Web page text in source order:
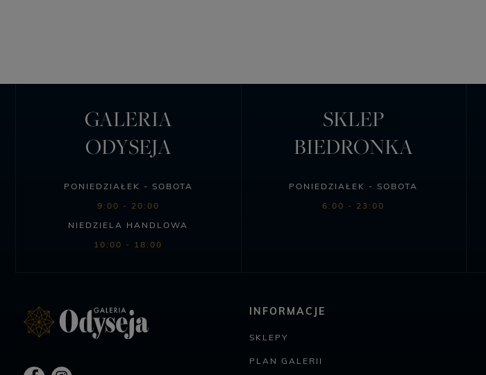
GALERIA
ODYSEJA
PONIEDZIAŁEK - SOBOTA
9:00 - 20:00
NIEDZIELA HANDLOWA
10:00 - 18:00
SKLEP
BIEDRONKA
PONIEDZIAŁEK - SOBOTA
6:00 - 23:00
INFORMACJE
SKLEPY
PLAN GALERII